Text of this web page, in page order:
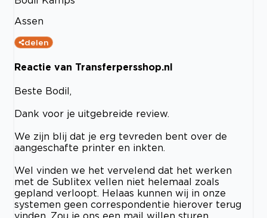
Assen
delen
Reactie van Transferpersshop.nl
Beste Bodil,
Dank voor je uitgebreide review.
We zijn blij dat je erg tevreden bent over de
aangeschafte printer en inkten.
Wel vinden we het vervelend dat het werken
met de Sublitex vellen niet helemaal zoals
gepland verloopt. Helaas kunnen wij in onze
systemen geen correspondentie hierover terug
vinden. Zou je ons een mail willen sturen